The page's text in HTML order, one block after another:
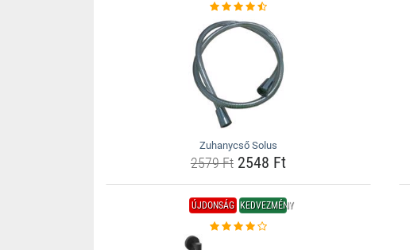
Zuhanycső Solus
2579 Ft2548 Ft
ÚJDONSÁG KEDVEZMÉNY